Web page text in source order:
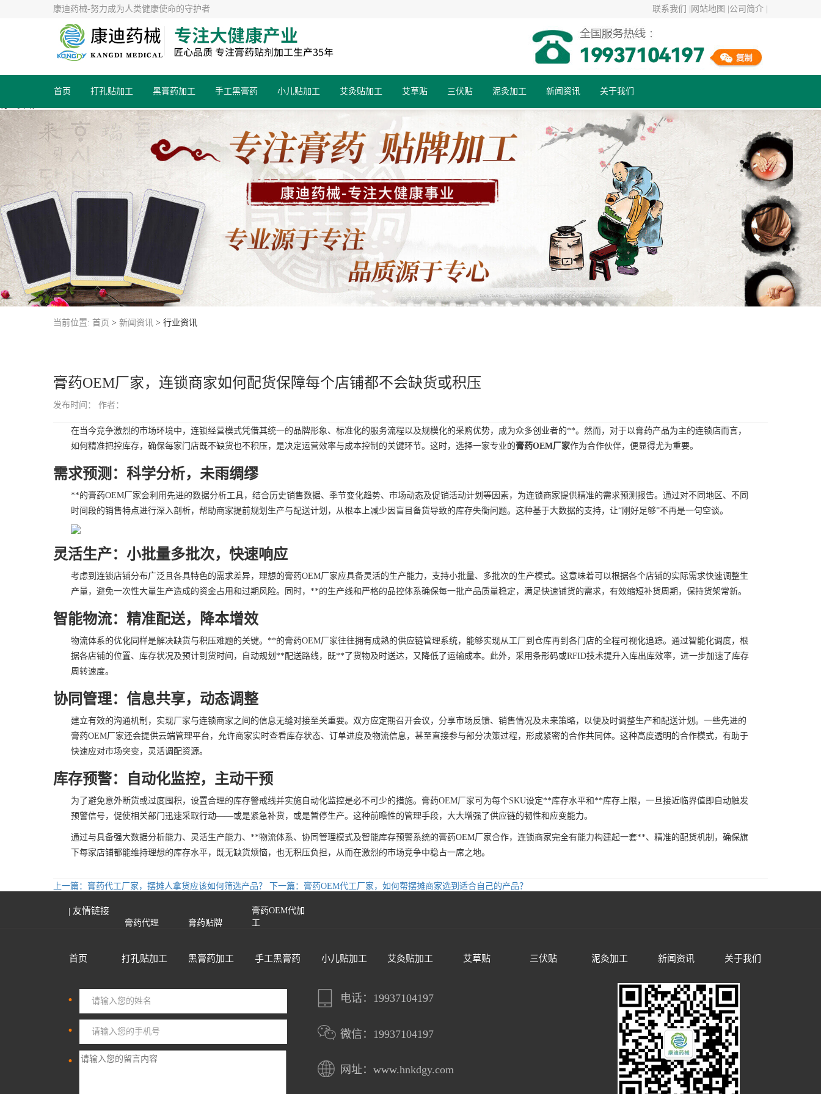
康迪药械-努力成为人类健康使命的守护者 公司简介 |
网站地图 |
联系我们 |
首页 打孔贴加工 黑膏药加工 手工黑膏药 小儿贴加工 艾灸贴加工 艾草贴 三伏贴 泥灸加工 新闻资讯 关于我们
当前位置: 首页 > 新闻资讯 > 行业资讯
膏药OEM厂家，连锁商家如何配货保障每个店铺都不会缺货或积压
发布时间： 作者：
在当今竞争激烈的市场环境中，连锁经营模式凭借其统一的品牌形象、标准化的服务流程以及规模化的采购优势，成为众多创业者的**。然而，对于以膏药产品为主的连锁店而言，
如何精准把控库存，确保每家门店既不缺货也不积压，是决定运营效率与成本控制的关键环节。这时，选择一家专业的膏药OEM厂家作为合作伙伴，便显得尤为重要。
需求预测：科学分析，未雨绸缪
**的膏药OEM厂家会利用先进的数据分析工具，结合历史销售数据、季节变化趋势、市场动态及促销活动计划等因素，为连锁商家提供精准的需求预测报告。通过对不同地区、不同
时间段的销售特点进行深入剖析，帮助商家提前规划生产与配送计划，从根本上减少因盲目备货导致的库存失衡问题。这种基于大数据的支持，让“刚好足够”不再是一句空谈。
灵活生产：小批量多批次，快速响应
考虑到连锁店铺分布广泛且各具特色的需求差异，理想的膏药OEM厂家应具备灵活的生产能力，支持小批量、多批次的生产模式。这意味着可以根据各个店铺的实际需求快速调整生
产量，避免一次性大量生产造成的资金占用和过期风险。同时，**的生产线和严格的品控体系确保每一批产品质量稳定，满足快速铺货的需求，有效缩短补货周期，保持货架常新。
智能物流：精准配送，降本增效
物流体系的优化同样是解决缺货与积压难题的关键。**的膏药OEM厂家往往拥有成熟的供应链管理系统，能够实现从工厂到仓库再到各门店的全程可视化追踪。通过智能化调度，根
据各店铺的位置、库存状况及预计到货时间，自动规划**配送路线，既**了货物及时送达，又降低了运输成本。此外，采用条形码或RFID技术提升入库出库效率，进一步加速了库存
周转速度。
协同管理：信息共享，动态调整
建立有效的沟通机制，实现厂家与连锁商家之间的信息无缝对接至关重要。双方应定期召开会议，分享市场反馈、销售情况及未来策略，以便及时调整生产和配送计划。一些先进的
膏药OEM厂家还会提供云端管理平台，允许商家实时查看库存状态、订单进度及物流信息，甚至直接参与部分决策过程，形成紧密的合作共同体。这种高度透明的合作模式，有助于
快速应对市场突变，灵活调配资源。
库存预警：自动化监控，主动干预
为了避免意外断货或过度囤积，设置合理的库存警戒线并实施自动化监控是必不可少的措施。膏药OEM厂家可为每个SKU设定**库存水平和**库存上限，一旦接近临界值即自动触发
预警信号，促使相关部门迅速采取行动——或是紧急补货，或是暂停生产。这种前瞻性的管理手段，大大增强了供应链的韧性和应变能力。
通过与具备强大数据分析能力、灵活生产能力、**物流体系、协同管理模式及智能库存预警系统的膏药OEM厂家合作，连锁商家完全有能力构建起一套**、精准的配货机制，确保旗
下每家店铺都能维持理想的库存水平，既无缺货烦恼，也无积压负担，从而在激烈的市场竞争中稳占一席之地。
上一篇：膏药代工厂家，摆摊人拿货应该如何筛选产品？ 下一篇：膏药OEM代工厂家，如何帮摆摊商家选到适合自己的产品？
| 友情链接
膏药代理 膏药贴牌
膏药OEM代加
工
首页 打孔贴加工 黑膏药加工 手工黑膏药 小儿贴加工 艾灸贴加工 艾草贴 三伏贴 泥灸加工 新闻资讯 关于我们
·
·
·
电话：19937104197
微信：19937104197
网址：www.hnkdgy.com